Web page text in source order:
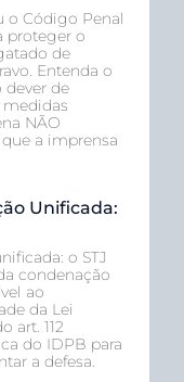
o Código Penal
proteger o
de
Entenda o
dever de
NÃO
a imprensa
Unificada:
o STJ
condenação
ao
da Lei
art. 112
do IDPB para
a defesa.